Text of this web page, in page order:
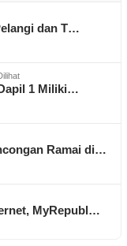
dan T…
1 Miliki…
Ramai di…
MyRepubl…